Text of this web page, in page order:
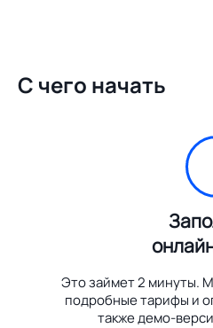
С чего начать
Это займет 2 минуты.
подробные тарифы и
также демо-